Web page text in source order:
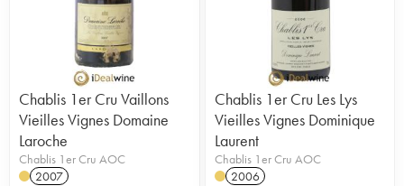
Chablis 1er Cru Vaillons
Vieilles Vignes Domaine
Laroche
Chablis 1er Cru AOC
2007
Chablis 1er Cru Les Lys
Vieilles Vignes Dominique
Laurent
Chablis 1er Cru AOC
2006